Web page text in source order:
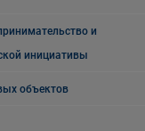
и
инициативы
объектов